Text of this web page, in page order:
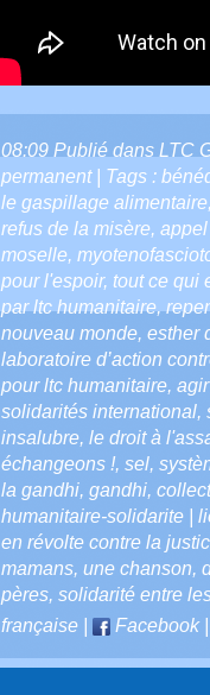
08:09 Publié dans LTC
permanent| Tags :
le gaspillage alimentaire
refus de la misère,
moselle,
pour l'espoir, tout ce qui
par ltc humanitaire,
nouveau monde, esther
laboratoire d’action
pour ltc humanitaire,
solidarités international,
insalubre, le droit à
échangeons !, sel,
la gandhi, gandhi,
humanitaire-solidarite |
en révolte contre la
mamans, une chanson,
pères, solidarité entre
française
Facebook